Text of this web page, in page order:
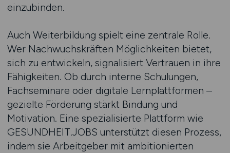
einzubinden.
Auch Weiterbildung spielt eine zentrale Rolle.
Wer Nachwuchskräften Möglichkeiten bietet,
sich zu entwickeln, signalisiert Vertrauen in ihre
Fähigkeiten. Ob durch interne Schulungen,
Fachseminare oder digitale Lernplattformen –
gezielte Förderung stärkt Bindung und
Motivation. Eine spezialisierte Plattform wie
GESUNDHEIT.JOBS unterstützt diesen Prozess,
indem sie Arbeitgeber mit ambitionierten